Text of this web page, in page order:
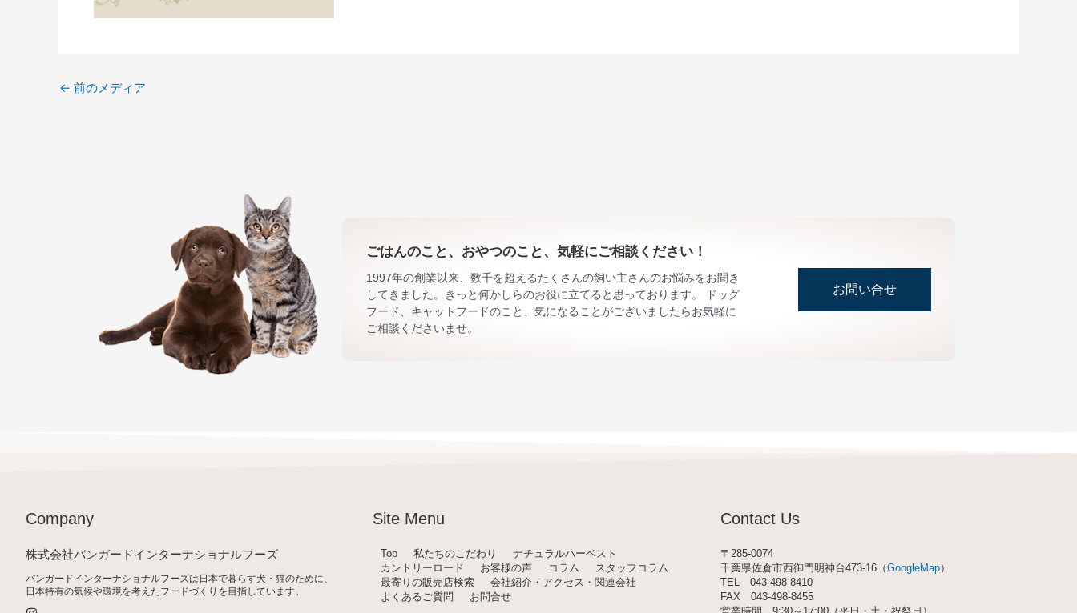
← 前のメディア
ごはんのこと、おやつのこと、気軽にご相談ください！
1997年の創業以来、数千を超えるたくさんの飼い主さんのお悩みをお聞き
してきました。きっと何かしらのお役に立てると思っております。 ドッグ
フード、キャットフードのこと、気になることがございましたらお気軽に
ご相談くださいませ。
お問い合せ
Company
株式会社バンガードインターナショナルフーズ
バンガードインターナショナルフーズは日本で暮らす犬・猫のために、
日本特有の気候や環境を考えたフードづくりを目指しています。
Site Menu
Top 私たちのこだわり
ナチュラルハーベスト
カントリーロード
お客様の声 コラム
スタッフコラム
最寄りの販売店検索
会社紹介・アクセス・関連会社
よくあるご質問
お問合せ
Contact Us
〒285-0074
千葉県佐倉市西御門明神台473-16（GoogleMap）
TEL 043-498-8410
FAX 043-498-8455